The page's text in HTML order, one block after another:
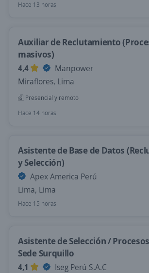
Hace 13 horas
Auxiliar de Reclutamiento
masivos)
4,4
Manpower
Miraflores, Lima
Presencial y remoto
Hace 14 horas
Asistente de Base de Datos
y Selección)
Apex America Perú
Lima, Lima
Hace 15 horas
Asistente de Selección /
Sede Surquillo
4,1
Iseg Perú S.A.C